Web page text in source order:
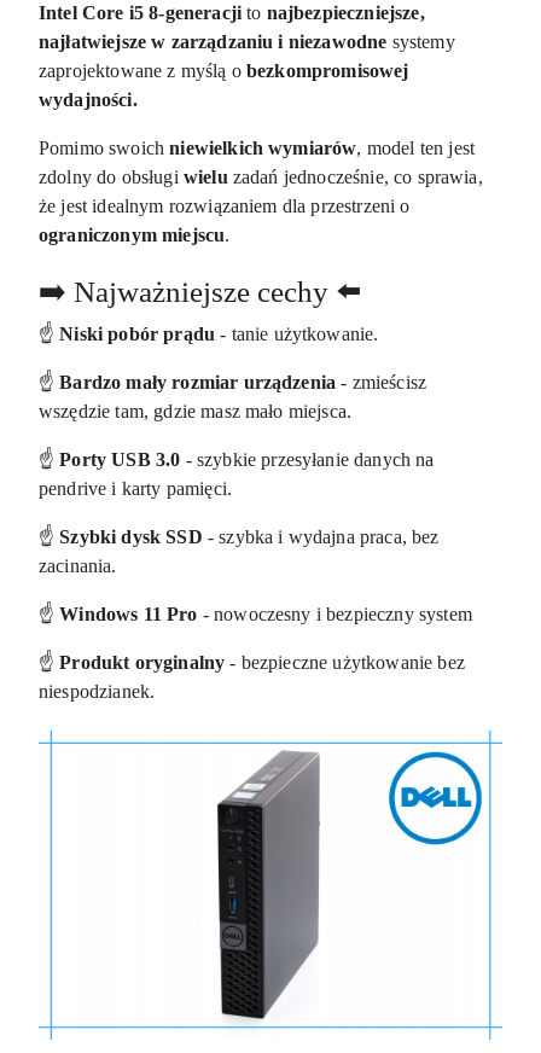
Intel Core i5 8-generacji to najbezpieczniejsze,
najłatwiejsze w zarządzaniu i niezawodne systemy
zaprojektowane z myślą obezkompromisowej
wydajności.
Pomimo swoichniewielkich wymiarów, model ten jest
zdolny do obsługi wielu zadań jednocześnie, co sprawia,
że jest idealnym rozwiązaniem dla przestrzeni o
ograniczonym miejscu.
➡️ Najważniejsze cechy ⬅️
☝️Niski pobór prądu - tanie użytkowanie.
☝️Bardzo mały rozmiar urządzenia - zmieścisz
wszędzie tam, gdzie masz mało miejsca.
☝️Porty USB 3.0 - szybkie przesyłanie danych na
pendrive i karty pamięci.
☝️Szybki dysk SSD - szybka i wydajna praca, bez
zacinania.
☝️Windows 11 Pro - nowoczesny i bezpieczny system
☝️Produkt oryginalny - bezpieczne użytkowanie bez
niespodzianek.